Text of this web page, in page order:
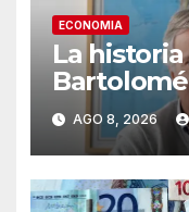
ECONOMIA
La
semilla en
la
AGO 8, 2026